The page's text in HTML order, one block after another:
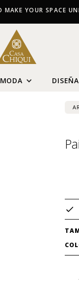
MAKE YOUR SPACE
MODA